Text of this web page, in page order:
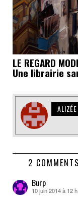
LE REGARD
Une librairie
2 COMMENTS
Burp
dit :
10 juin 2014 à 12